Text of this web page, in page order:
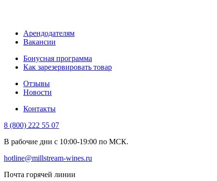
Арендодателям
Вакансии
Бонусная программа
Как зарезервировать товар
Отзывы
Новости
Контакты
8 (800) 222 55 07
В рабочие дни с 10:00-19:00 по МСК.
hotline@millstream-wines.ru
Почта горячей линии